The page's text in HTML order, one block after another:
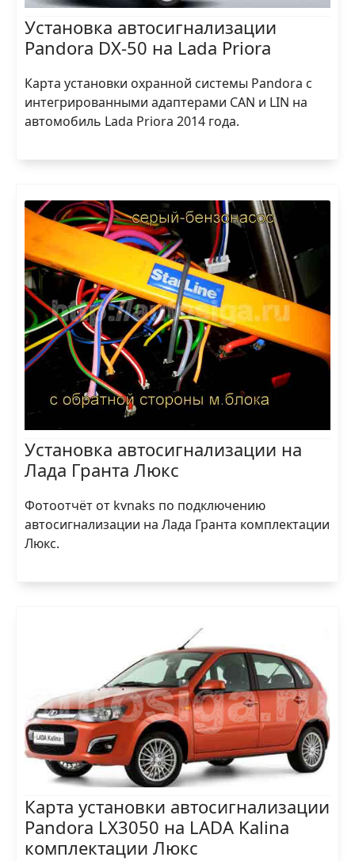
Установка автосигнализации
Pandora DX-50 на Lada Priora
Карта установки охранной системы Pandora с
интегрированными адаптерами CAN и LIN на
автомобиль Lada Priora 2014 года.
Установка автосигнализации на
Лада Гранта Люкс
Фотоотчёт от kvnaks по подключению
автосигнализации на Лада Гранта комплектации
Люкс.
Карта установки автосигнализации
Pandora LX3050 на LADA Kalina
комплектации Люкс